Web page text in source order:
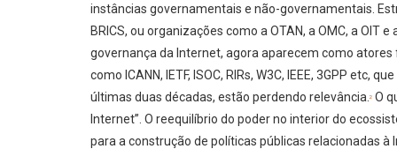
instâncias governamentais e não-governamentais.
BRICS, ou organizações como a OTAN, a OMC, a OIT
governança da Internet, agora aparecem como
como ICANN, IETF, ISOC, RIRs, W3C, IEEE, 3GPP
últimas duas décadas, estão perdendo relevância. 2 O
Internet”. O reequilíbrio do poder no interior do
para a construção de políticas públicas relacionadas